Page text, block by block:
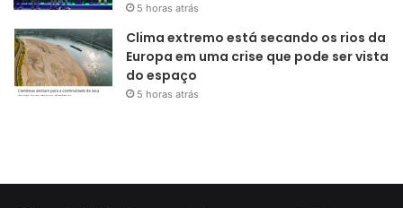
5 horas atrás
Clima extremo está secando os rios da
Europa em uma crise que pode ser vista
do espaço
5 horas atrás